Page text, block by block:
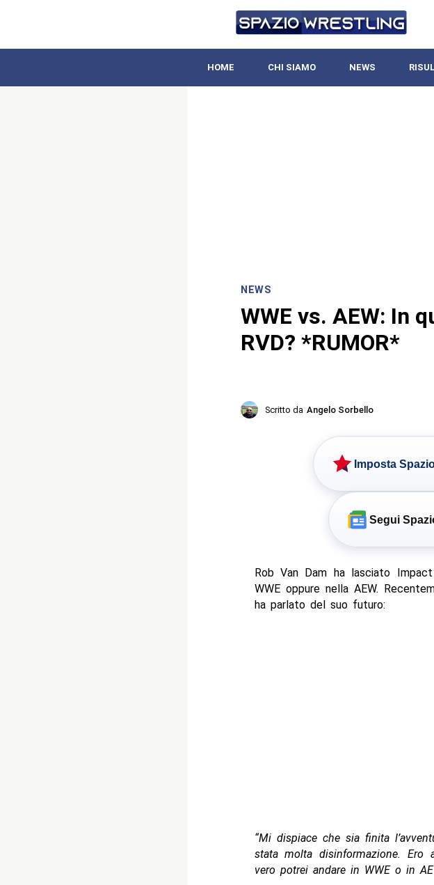
HOME CHI SIAMO NEWS
NEWS
WWE vs. AEW: In
RVD? *RUMOR*
Scritto da Angelo Sorbello
Imposta
Segui
Rob Van Dam ha lasciato
WWE oppure nella AEW.
ha parlato del suo futuro:
“Mi dispiace che sia finita
stata molta disinformazione.
vero potrei andare in WWE o in